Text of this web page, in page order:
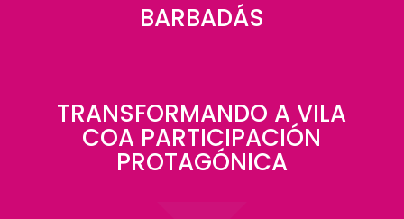
BARBADÁS
TRANSFORMANDO A VILA
COA PARTICIPACIÓN
PROTAGÓNICA